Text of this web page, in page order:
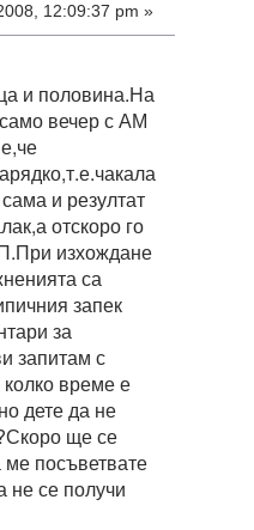
12:09:37 pm »
и половина.На
вечер с АМ
и резултат
отскоро го
изхождане
са
запек
за
запитам с
време е
дете да не
ще се
посъветвате
не се получи